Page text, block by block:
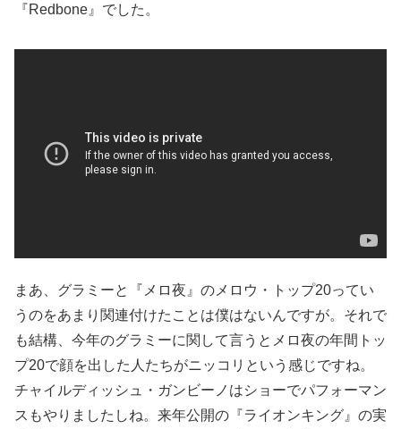
『Redbone』でした。
まあ、グラミーと『メロ夜』のメロウ・トップ20ってい
うのをあまり関連付けたことは僕はないんですが。それで
も結構、今年のグラミーに関して言うとメロ夜の年間トッ
プ20で顔を出した人たちがニッコリという感じですね。
チャイルディッシュ・ガンビーノはショーでパフォーマン
スもやりましたしね。来年公開の『ライオンキング』の実